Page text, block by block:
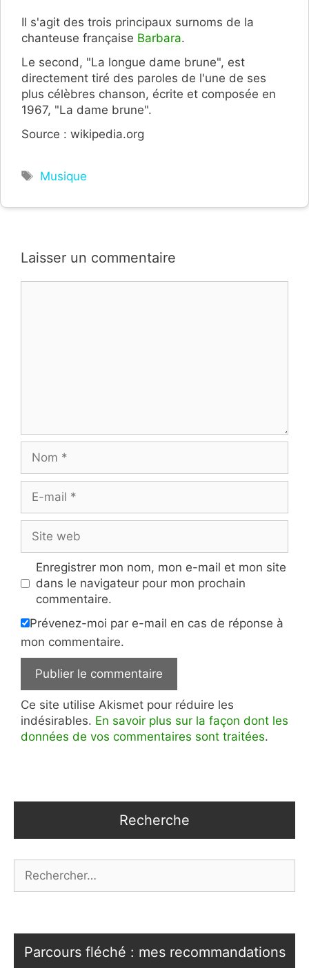
Il s'agit des trois principaux surnoms de la
chanteuse française Barbara.
Le second, "La longue dame brune", est
directement tiré des paroles de l'une de ses
plus célèbres chanson, écrite et composée en
1967, "La dame brune".
Source : wikipedia.org
Étiquettes
Musique
Laisser un commentaire
mail
web
Enregistrer mon nom, mon e-mail et mon site
dans le navigateur pour mon prochain
commentaire.
Prévenez-moi par e-mail en cas de réponse à
mon commentaire.
Ce site utilise Akismet pour réduire les
indésirables. En savoir plus sur la façon dont les
données de vos commentaires sont traitées.
Recherche
Parcours fléché : mes recommandations